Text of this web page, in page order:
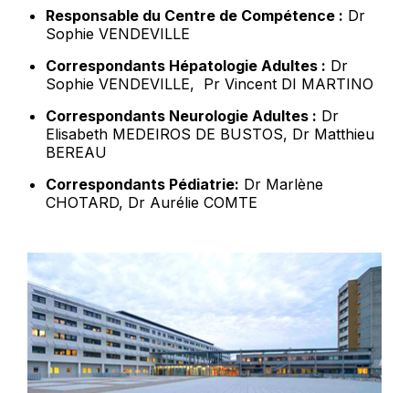
Responsable du Centre de Compétence : Dr
Sophie VENDEVILLE
Correspondants Hépatologie Adultes : Dr
Sophie VENDEVILLE, Pr Vincent DI MARTINO
Correspondants Neurologie Adultes : Dr
Elisabeth MEDEIROS DE BUSTOS, Dr Matthieu
BEREAU
Correspondants Pédiatrie: Dr Marlène
CHOTARD, Dr Aurélie COMTE